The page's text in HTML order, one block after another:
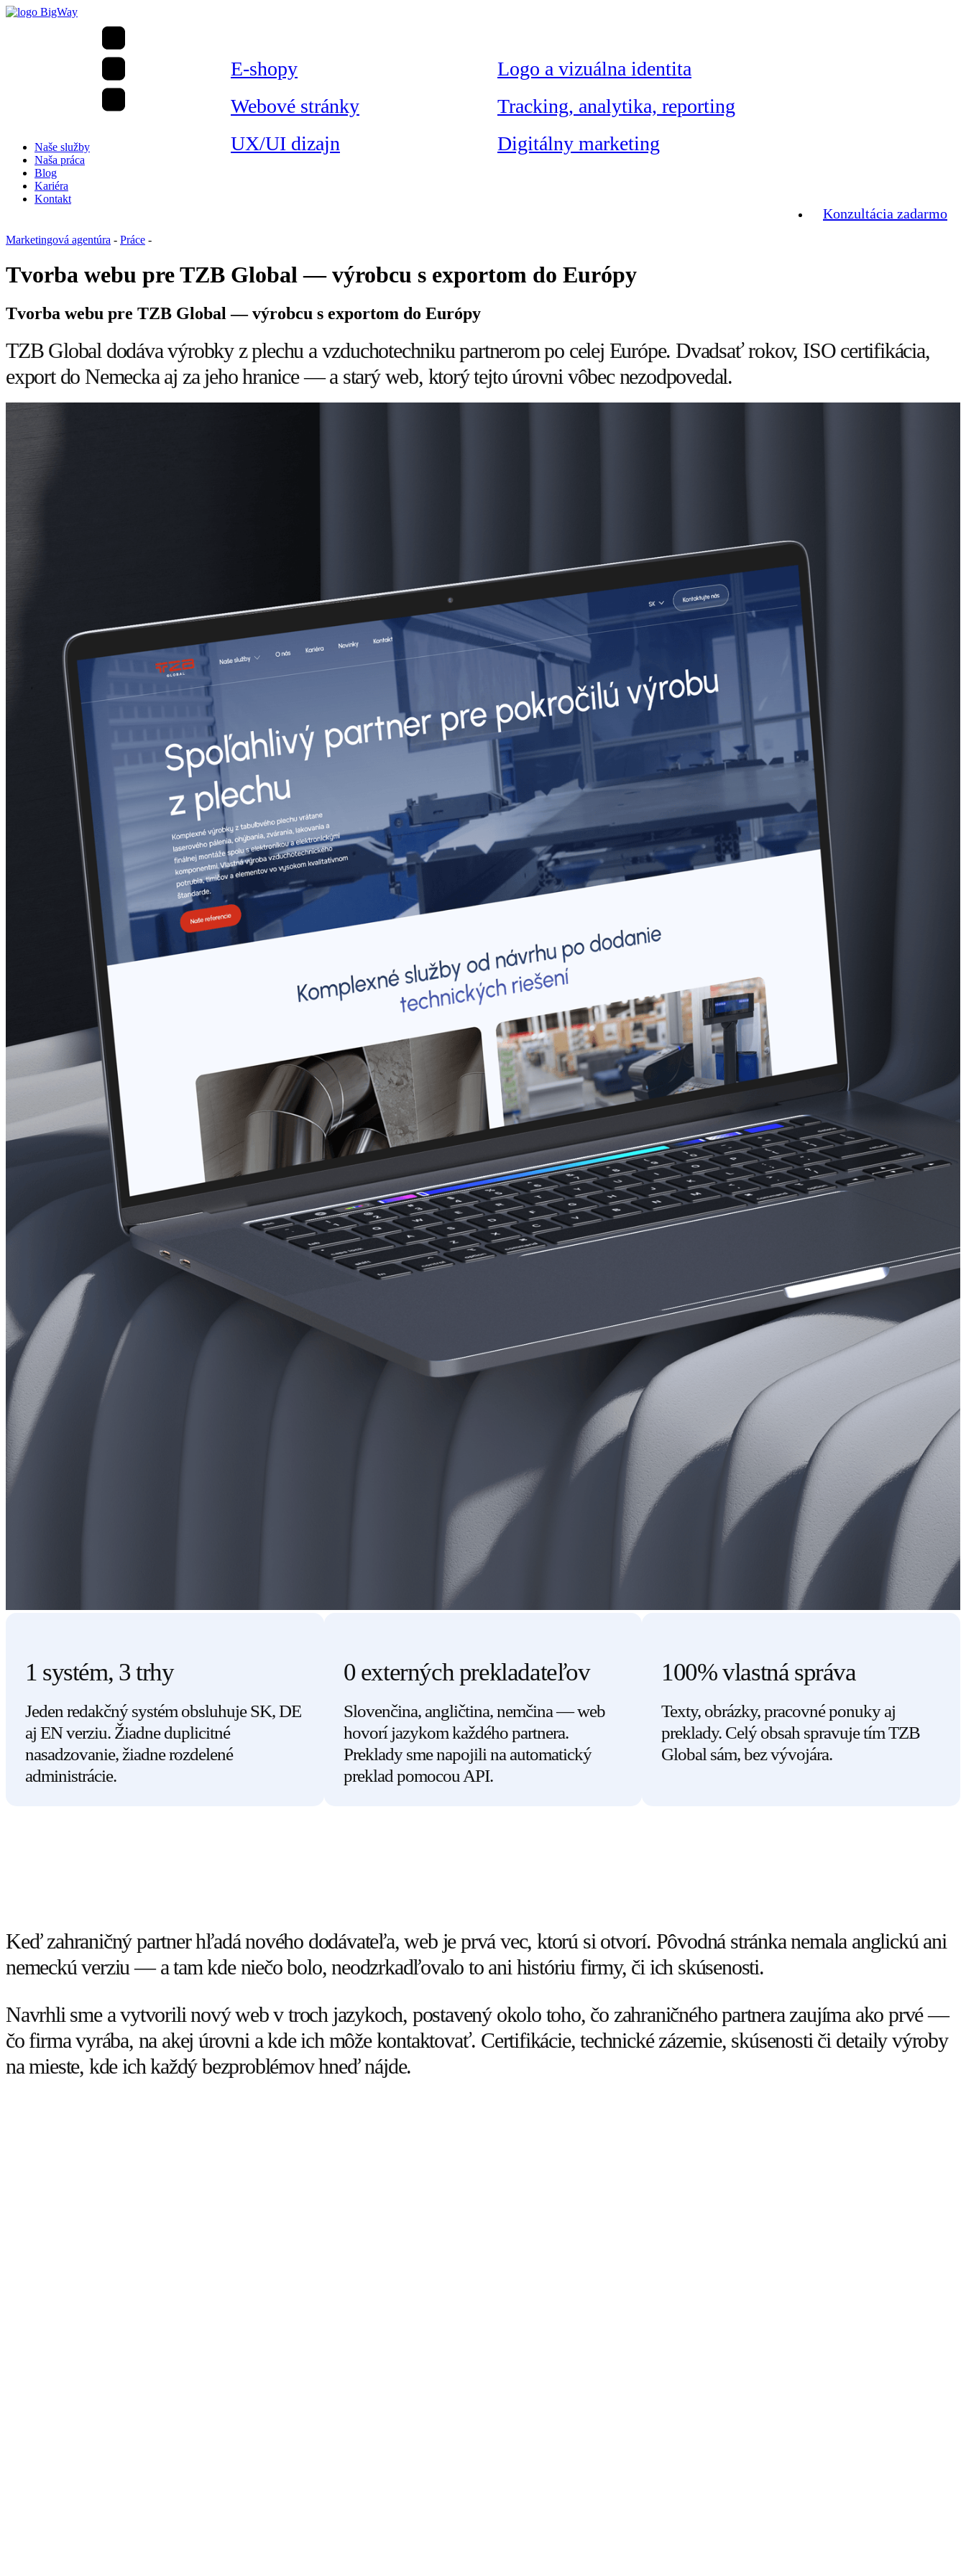
Naše služby
E-shopy
Logo a vizuálna identita
Webové stránky
Tracking, analytika, reporting
UX/UI dizajn
Digitálny marketing
Naša práca
Blog
Kariéra
Kontakt
Konzultácia zadarmo
Marketingová agentúra - Práce -
Tvorba webu pre TZB Global — výrobcu s exportom do Európy
Tvorba webu pre TZB Global — výrobcu s exportom do Európy
TZB Global dodáva výrobky z plechu a vzduchotechniku partnerom po celej Európe. Dvadsať rokov, ISO certifikácia,
export do Nemecka aj za jeho hranice — a starý web, ktorý tejto úrovni vôbec nezodpovedal.
1 systém, 3 trhy
Jeden redakčný systém obsluhuje SK, DE
aj EN verziu. Žiadne duplicitné
nasadzovanie, žiadne rozdelené
administrácie.
0 externých prekladateľov
Slovenčina, angličtina, nemčina — web
hovorí jazykom každého partnera.
Preklady sme napojili na automatický
preklad pomocou API.
100% vlastná správa
Texty, obrázky, pracovné ponuky aj
preklady. Celý obsah spravuje tím TZB
Global sám, bez vývojára.
Keď zahraničný partner hľadá nového dodávateľa, web je prvá vec, ktorú si otvorí. Pôvodná stránka nemala anglickú ani
nemeckú verziu — a tam kde niečo bolo, neodzrkadľovalo to ani históriu firmy, či ich skúsenosti.
Navrhli sme a vytvorili nový web v troch jazykoch, postavený okolo toho, čo zahraničného partnera zaujíma ako prvé —
čo firma vyrába, na akej úrovni a kde ich môže kontaktovať. Certifikácie, technické zázemie, skúsenosti či detaily výroby
na mieste, kde ich každý bezproblémov hneď nájde.